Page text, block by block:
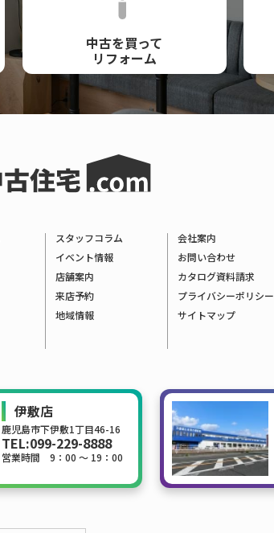
中古を買って
リフォーム
スタッフコラム
イベント情報
店舗案内
来店予約
地域情報
会社案内
お問い合わせ
カタログ資料請求
プライバシーポリシー
サイトマップ
伊敷店
鹿児島市下伊敷1丁目46-16
TEL:099-229-8888
営業時間 9：00 ～ 19：00